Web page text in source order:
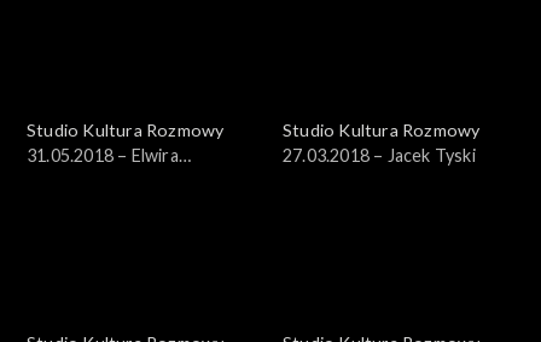
Studio Kultura Rozmowy
31.05.2018 – Elwira
Studio Kultura Rozmowy
27.03.2018 – Jacek Tyski